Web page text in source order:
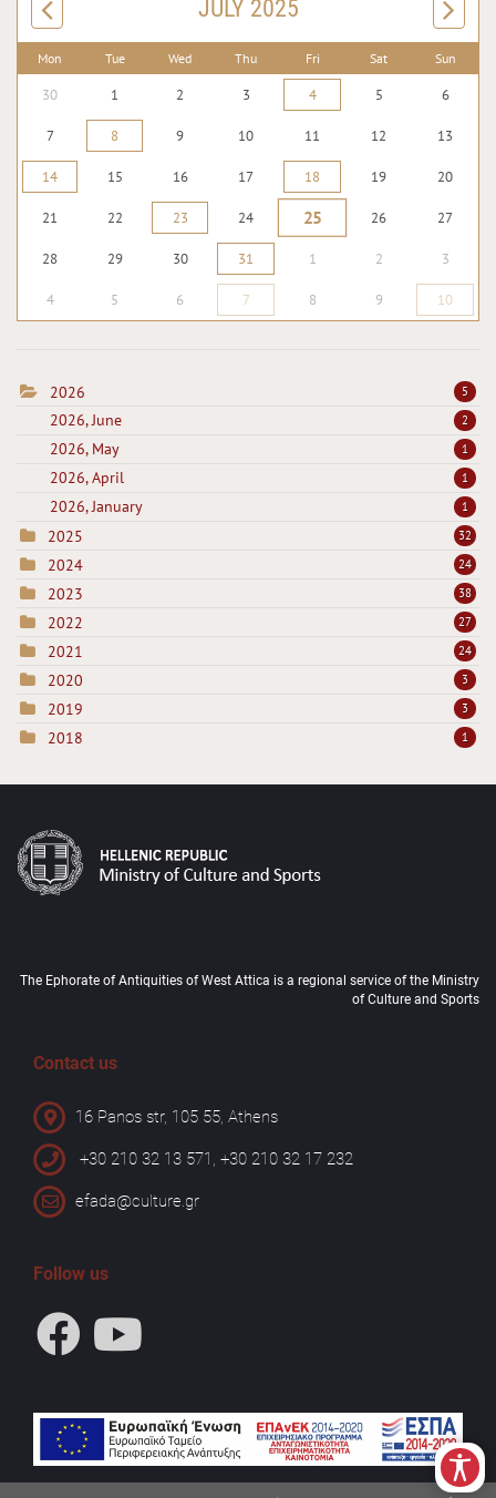
JULY 2025
Mon Tue Wed Thu Fri Sat Sun
30 1 2 3 4 5 6
7 8 9 10 11 12 13
14 15 16 17 18 19 20
21 22 23 24 25 26 27
28 29 30 31 1 2 3
4 5 6 7 8 9 10
2026 5
2026, June 2
2026, May 1
2026, April 1
2026, January 1
2025 32
2024 24
2023 38
2022 27
2021 24
2020 3
2019 3
2018 1
The Ephorate of Antiquities of West Attica is a regional service of the Ministry
of Culture and Sports
Contact us
16 Panos str, 105 55, Athens
+30 210 32 13 571, +30 210 32 17 232
efada@culture.gr
Follow us